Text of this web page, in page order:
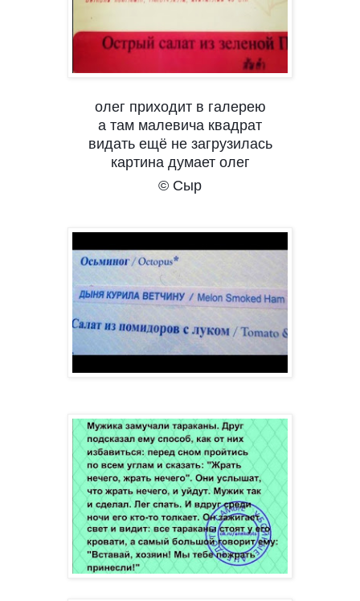
олег приходит в галерею
а там малевича квадрат
видать ещё не загрузилась
картина думает олег
© Сыр